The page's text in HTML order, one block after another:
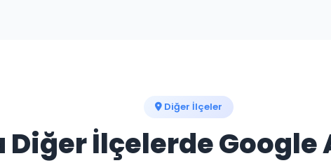
Diğer İlçeler
İlçelerde Google